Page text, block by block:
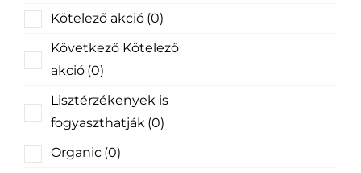
Kötelező akció (0)
Következő Kötelező
akció (0)
Lisztérzékenyek is
fogyaszthatják (0)
Organic (0)